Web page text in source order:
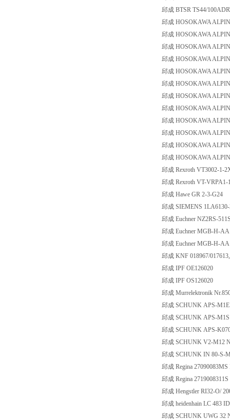
邱成 BTSR TS44/
邱成 HOSOKAWA ALPIN
邱成 HOSOKAWA
邱成 HOSOKAWA
邱成 HOSOKAWA
邱成 HOSOKAWA
邱成 HOSOKAWA
邱成 HOSOKAWA
邱成 HOSOKAWA
邱成 HOSOKAWA ALPIN
邱成 HOSOKAWA
邱成 HOSOKAWA
邱成 HOSOKAWA ALPIN
邱成 Rexroth VT3002-1-
邱成 Rexroth VT-VRPA1-
邱成 Hawe GR 2-3-G24
邱成 SIEMENS
邱成 Euchner NZ2RS-
邱成 Euchner MGB-H-
邱成 Euchner MGB-H-
邱成 KNF 018967/
邱成 IPF OE126020
邱成 IPF OS126020
邱成 Murrelektronik
邱成 SCHUNK APS-M1E
邱成 SCHUNK APS-M1S
邱成 SCHUNK APS-
邱成 SCHUNK V2-M12
邱成 SCHUNK IN 80-S-
邱成 Regina 27090083MS
邱成 Regina
邱成 Hengstler RI32-O/
邱成 heidenhain LC 483
邱成 SCHUNK UWG 32